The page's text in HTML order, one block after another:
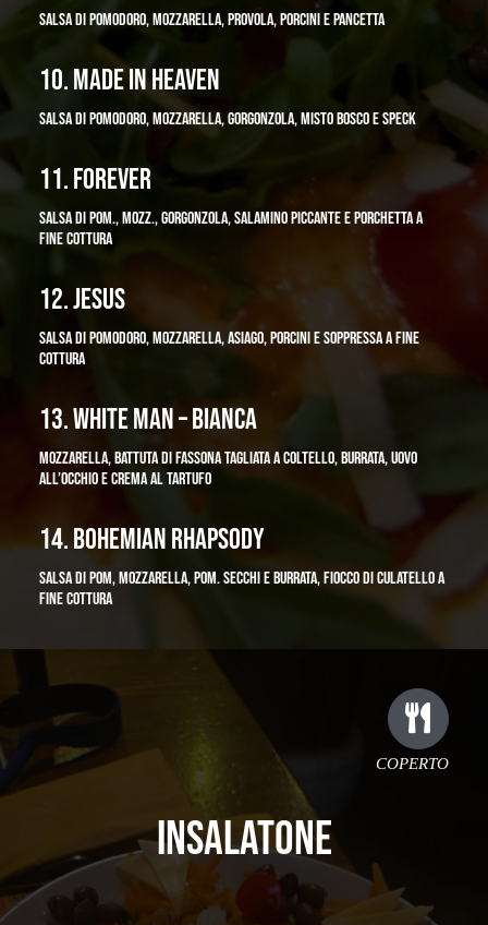
SALSA DI POMODORO, MOZZARELLA, PROVOLA, PORCINI E PANCETTA
10. MADE IN HEAVEN
SALSA DI POMODORO, MOZZARELLA, GORGONZOLA, MISTO BOSCO E SPECK
11. FOREVER
SALSA DI POM., MOZZ., GORGONZOLA, SALAMINO PICCANTE E PORCHETTA A
FINE COTTURA
12. JESUS
SALSA DI POMODORO, MOZZARELLA, ASIAGO, PORCINI E SOPPRESSA A FINE
COTTURA
13. WHITE MAN – BIANCA
MOZZARELLA, BATTUTA DI FASSONA TAGLIATA A COLTELLO, BURRATA, UOVO
ALL’OCCHIO E CREMA AL TARTUFO
14. BOHEMIAN RHAPSODY
SALSA DI POM, MOZZARELLA, POM. SECCHI E BURRATA, FIOCCO DI CULATELLO A
FINE COTTURA
COPERTO
INSALATONE